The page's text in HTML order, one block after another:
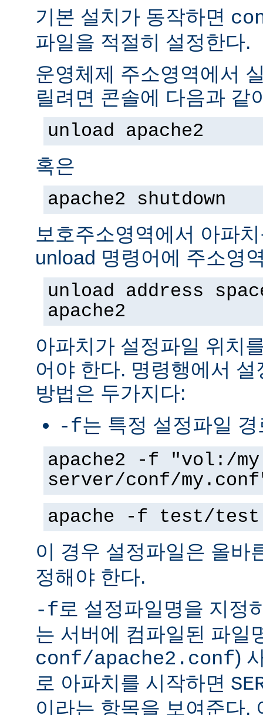
기본 설치가 동작하면
파일을 적절히 설정한다.
운영체제 주소영역에서
릴려면 콘솔에 다음과 같
unload apache2
혹은
apache2 shutdown
보호주소영역에서 아파
unload 명령어에 주소영
unload address
apache2
아파치가 설정파일 위치
어야 한다. 명령행에서
방법은 두가지다:
-f는 특정 설정파일
apache2 -f "vol:/my
server/conf/
apache -f test/
이 경우 설정파일은 올바
정해야 한다.
-f로 설정파일명을 지정
는 서버에 컴파일된 파일
conf/apache2.conf)
로 아파치를 시작하면
이라는 항목을 보여준다.